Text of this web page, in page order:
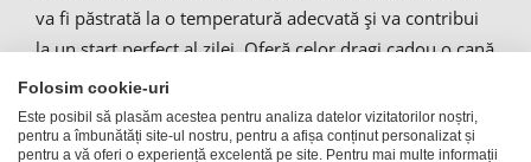
va fi păstrată la o temperatură adecvată și va contribui
la un start perfect al zilei. Oferă celor dragi cadou o cană
termoizolantă personalizată online. De exemplu, cana
termos inscripționată esteun cadou idealpentru
șoferi. Cafeaua va rămâne fierbinte și la un drum mai
Folosim cookie-uri
Este posibil să plasăm acestea pentru analiza datelor vizitatorilor noștri,
pentru a îmbunătăți site-ul nostru, pentru a afișa conținut personalizat și
pentru a vă oferi o experiență excelentă pe site. Pentru mai multe informații